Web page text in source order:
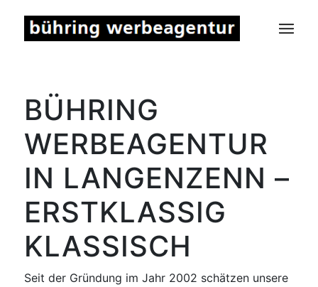
BÜHRING
WERBEAGENTUR
IN LANGENZENN –
ERSTKLASSIG
KLASSISCH
Seit der Gründung im Jahr 2002 schätzen unsere